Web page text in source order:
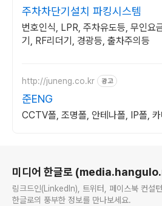
주차차단기설치 파킹시스템
번호인식, LPR, 주차유도등, 무인요
기, RF리더기, 경광등, 출차주의등
http://juneng.co.kr 광고
준ENG
CCTV폴, 조명폴, 안테나폴, IP폴,
미디어 한글로
링크드인(LinkedIn), 트위터, 페이스북 컨설
한글로의 풍부한 정보를 만나보세요.